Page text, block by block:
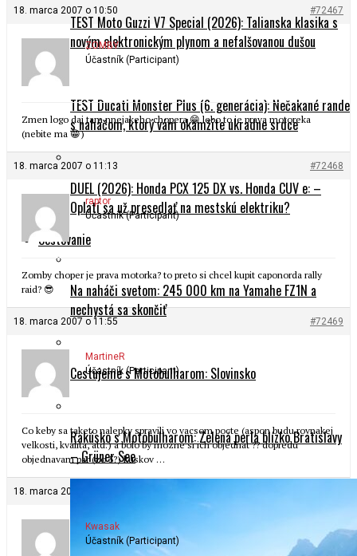
TEST Moto Guzzi V7 Special (2026): Talianska klasika s
novým elektronickým plynom a nefalšovanou dušou
TEST Ducati Monster Plus (6. generácia): Nečakané rande
s naháčom, ktorý vám okamžite ukradne srdce
DUEL (2026): Honda PCX 125 DX vs. Honda CUV e: –
Oplatí sa už presedlať na mestskú elektriku?
Cestovanie
Na naháči svetom: 245 000 km na Yamahe FZ1N a
nechystá sa skončiť
Cestujeme s Motobulharom: Slovinsko
Rakúsko s Motobulharom: Zelená perla blízko Bratislavy
– Grüner See
18. marca 2007 o 10:50 #72467
ZOMBY
Účastník (Participant)
Zmen logo daj tam nnejakeho chopera 😁 lebo to je prava motoreka
(nebite ma 😁)
18. marca 2007 o 11:13 #72468
raptor
Účastník (Participant)
Zomby choper je prava motorka? to preto si chcel kupit caponorda rally
raid? 😎
18. marca 2007 o 11:55 #72469
MartineR
Účastník (Participant)
Co keby sa taketo nalepky spravili vo vacsom pocte (aspon budu rovnakej
velkosti, kvalita, atd.) a bolo by mozne si ich objednat ?? dopredu
objednavam par (zo 5?) kuskov …
18. marca 2007 o 13:05
Kwasak
Účastník (Participant)